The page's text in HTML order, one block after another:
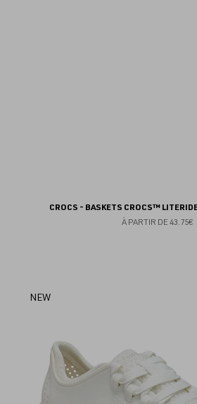
CROCS - BASKETS CROCS™
À PARTIR DE 43.75€
NEW